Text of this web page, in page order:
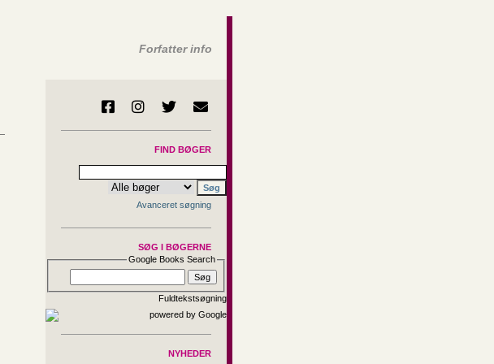
Forfatter info
FIND BØGER
Avanceret søgning
SØG I BØGERNE
Google Books Search
Fuldtekstsøgning
NYHEDER